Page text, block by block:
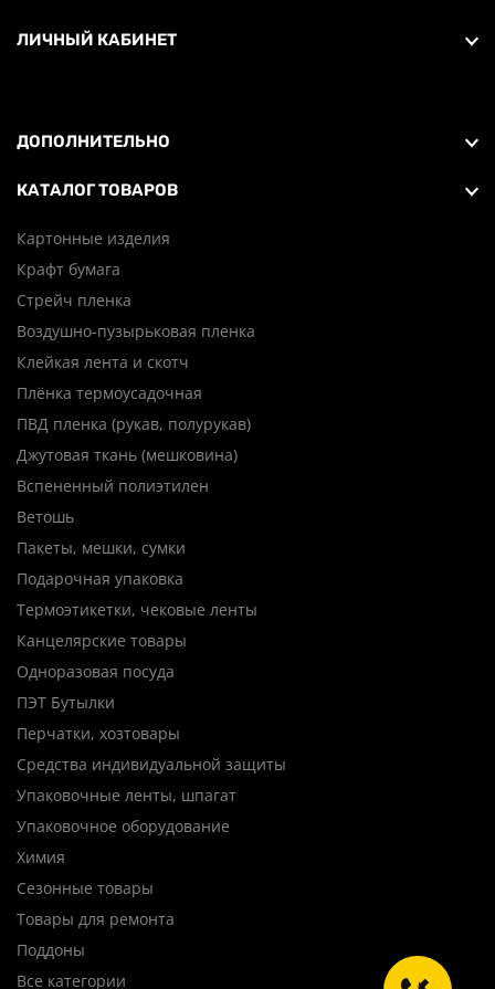
ЛИЧНЫЙ КАБИНЕТ
ДОПОЛНИТЕЛЬНО
КАТАЛОГ ТОВАРОВ
Картонные изделия
Крафт бумага
Стрейч пленка
Воздушно-пузырьковая пленка
Клейкая лента и скотч
Плёнка термоусадочная
ПВД пленка (рукав, полурукав)
Джутовая ткань (мешковина)
Вспененный полиэтилен
Ветошь
Пакеты, мешки, сумки
Подарочная упаковка
Термоэтикетки, чековые ленты
Канцелярские товары
Одноразовая посуда
ПЭТ Бутылки
Перчатки, хозтовары
Средства индивидуальной защиты
Упаковочные ленты, шпагат
Упаковочное оборудование
Химия
Сезонные товары
Товары для ремонта
Поддоны
Все категории